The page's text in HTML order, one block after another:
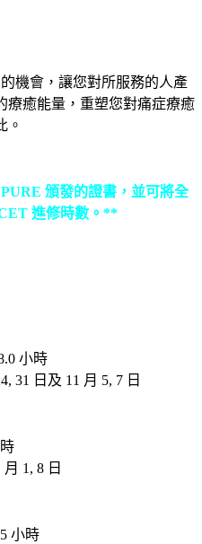
機會，讓您對所服務的人產
療癒能量，重塑您對痛症療癒
。
頒發的證書，並可將全
進修時數。**
小時
31 日及 11 月 5, 7 日
1, 8 日
小時